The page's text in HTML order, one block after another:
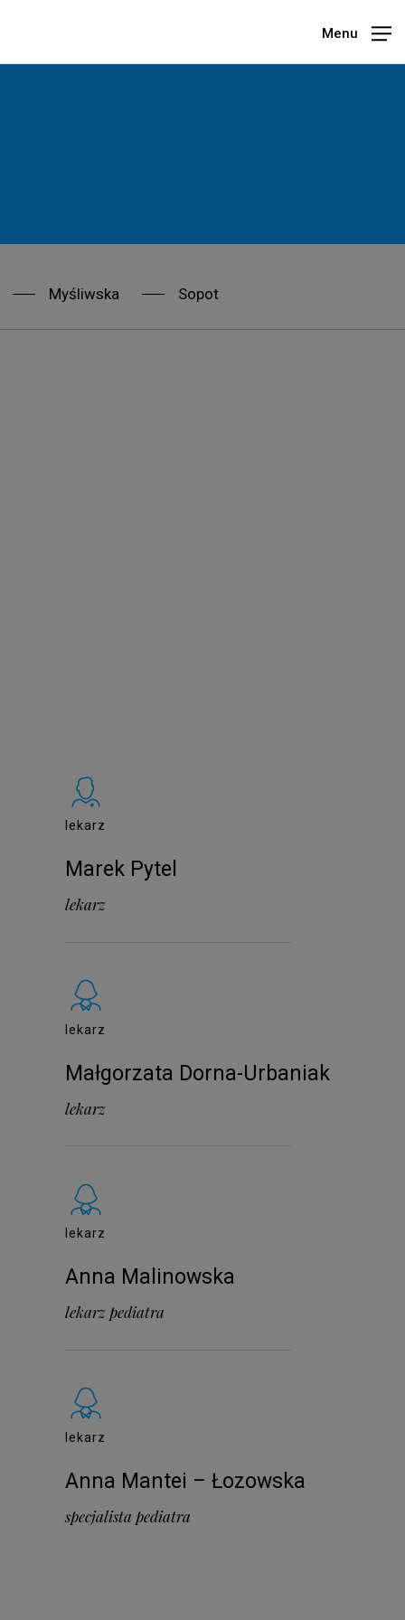
Menu
Myśliwska Sopot
lekarz
Marek Pytel
lekarz
lekarz
Małgorzata Dorna-Urbaniak
lekarz
lekarz
Anna Malinowska
lekarz pediatra
lekarz
Anna Mantei – Łozowska
specjalista pediatra